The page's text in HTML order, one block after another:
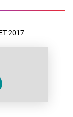
2017